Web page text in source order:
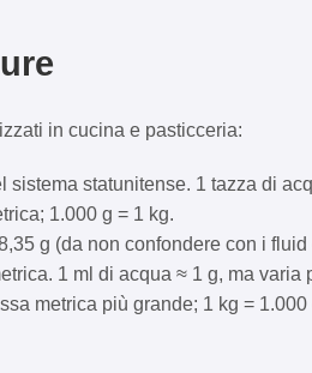
in cucina e pasticceria:
sistema statunitense. 1 tazza di
1.000 g = 1 kg.
g (da non confondere con i fluid
1 ml di acqua ≈ 1 g, ma varia
metrica più grande; 1 kg = 1.000